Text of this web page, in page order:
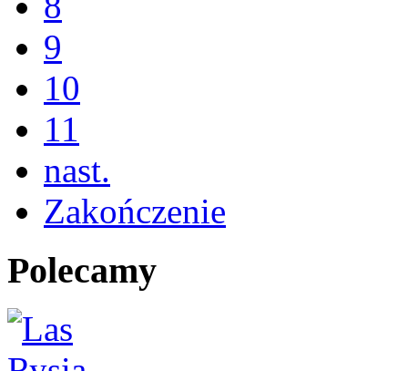
9
10
11
nast.
Zakończenie
Polecamy